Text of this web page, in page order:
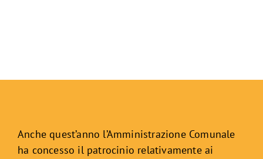
Anche quest’anno l’Amministrazione Comunale
ha concesso il patrocinio relativamente ai